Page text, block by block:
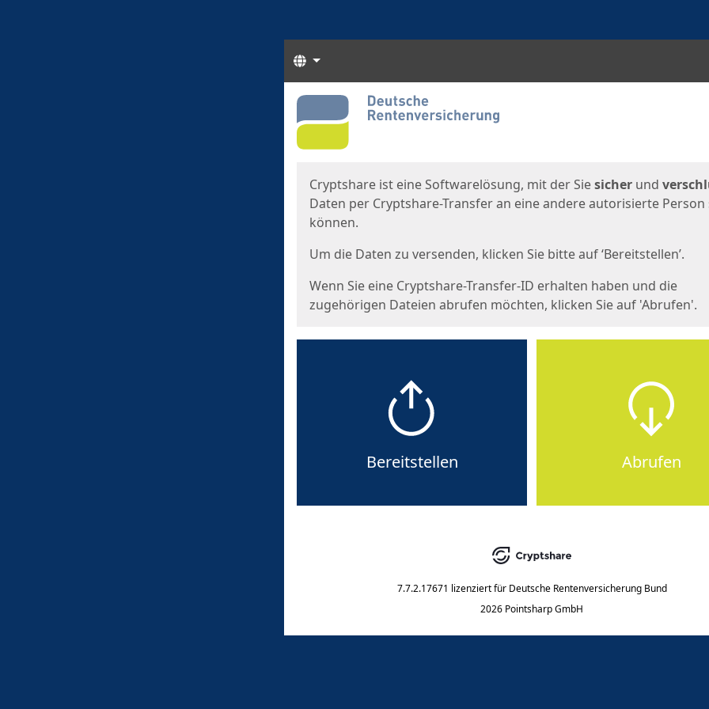
Sprachen
Start
Cryptshare ist eine Softwarelösung, mit der Siesicher und
Daten per Cryptshare-Transfer an eine andere autorisierte Person
können.
Um die Daten zu versenden, klicken Sie bitte auf ‘Bereitstellen’.
Wenn Sie eine Cryptshare-Transfer-ID erhalten haben und die
zugehörigen Dateien abrufen möchten, klicken Sie auf 'Abrufen'.
Bereitstellen Abrufen
7.7.2.17671 lizenziert für Deutsche Rentenversicherung Bund
2026 Pointsharp GmbH